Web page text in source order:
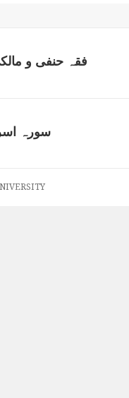
فقہ حنفی و
سورہ